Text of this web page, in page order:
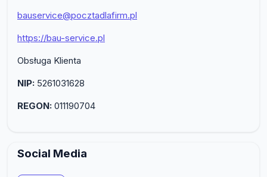
bauservice@pocztadlafirm.pl
https://bau-service.pl
Obsługa Klienta
NIP: 5261031628
REGON: 011190704
Social Media